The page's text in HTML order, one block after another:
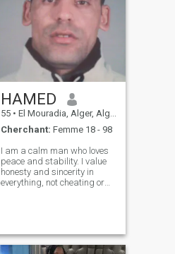
HAMED
55 • El Mouradia, Alger, Algérie
Cherchant: Femme 18 - 98
I am a calm man who loves
peace and stability. I value
honesty and sincerity in
everything, not cheating or